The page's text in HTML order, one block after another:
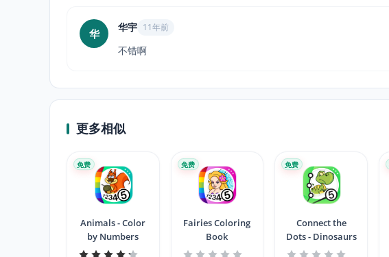
华 华宇 11年前
不错啊
更多相似
Animals - Color
by Numbers
免费
Fairies Coloring
Book
免费
Connect the
Dots - Dinosaurs
免费